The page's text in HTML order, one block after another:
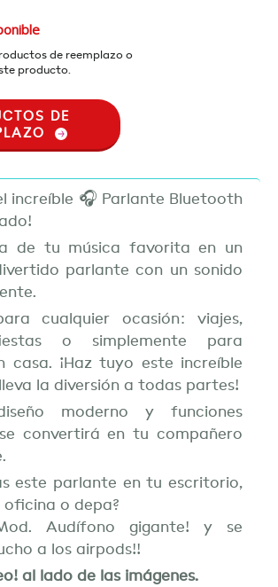
de reemplazo o
producto.
DE
increíble 🎧 Parlante Bluetooth
de tu música favorita en un
parlante con un sonido
cualquier ocasión: viajes,
o simplemente para
casa. ¡Haz tuyo este increíble
la diversión a todas partes!
moderno y funciones
convertirá en tu compañero
este parlante en tu escritorio,
o depa?
Audífono gigante! y se
a los airpods!!
al lado de las imágenes.